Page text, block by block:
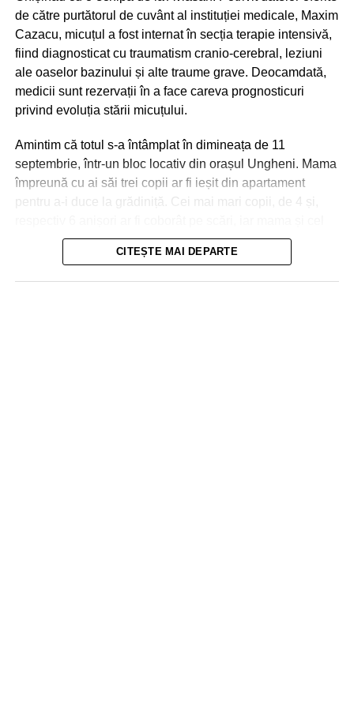
Nici în Chișinău situația nu a fost una mai bună. Aici
de către purtătorul de cuvânt al instituției medicale, Maxim
Cazacu, micuțul a fost internat în secția terapie intensivă,
fiind diagnosticat cu traumatism cranio-cerebral, leziuni
ale oaselor bazinului și alte traume grave. Deocamdată,
medicii sunt rezervații în a face careva prognosticuri
privind evoluția stării micuțului.
Amintim că totul s-a întâmplat în dimineața de 11
septembrie, într-un bloc locativ din orașul Ungheni. Mama
împreună cu ai săi trei copii ar fi ieșit din apartament
pentru a-i duce la grădiniță. Cei mai mari copii, de 4 și,
de-al treilea micuț, de 2 ani, urmau să meargă cu
ascensorul. La ușile deschise ale liftului, mama a reușit
CITEȘTE MAI DEPARTE